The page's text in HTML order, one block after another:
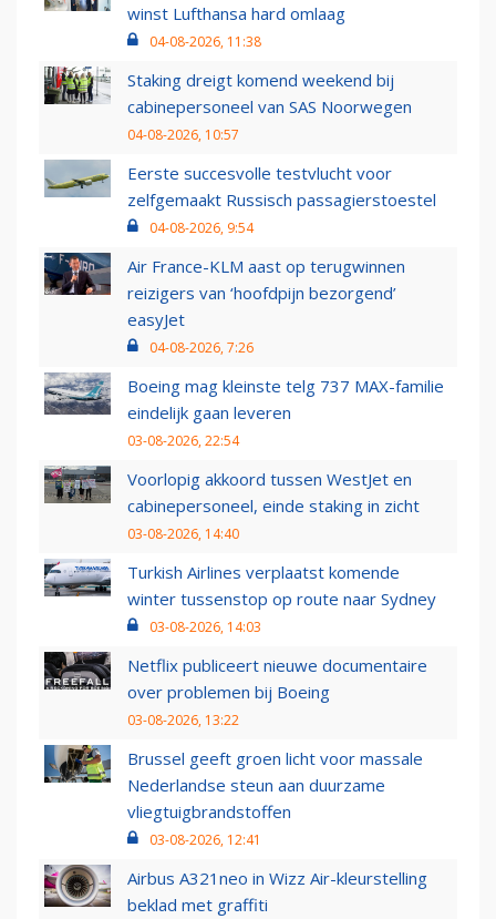
winst Lufthansa hard omlaag
04-08-2026, 11:38
Staking dreigt komend weekend bij
cabinepersoneel van SAS Noorwegen
04-08-2026, 10:57
Eerste succesvolle testvlucht voor
zelfgemaakt Russisch passagierstoestel
04-08-2026, 9:54
Air France-KLM aast op terugwinnen
reizigers van ‘hoofdpijn bezorgend’
easyJet
04-08-2026, 7:26
Boeing mag kleinste telg 737 MAX-familie
eindelijk gaan leveren
03-08-2026, 22:54
Voorlopig akkoord tussen WestJet en
cabinepersoneel, einde staking in zicht
03-08-2026, 14:40
Turkish Airlines verplaatst komende
winter tussenstop op route naar Sydney
03-08-2026, 14:03
Netflix publiceert nieuwe documentaire
over problemen bij Boeing
03-08-2026, 13:22
Brussel geeft groen licht voor massale
Nederlandse steun aan duurzame
vliegtuigbrandstoffen
03-08-2026, 12:41
Airbus A321neo in Wizz Air-kleurstelling
beklad met graffiti